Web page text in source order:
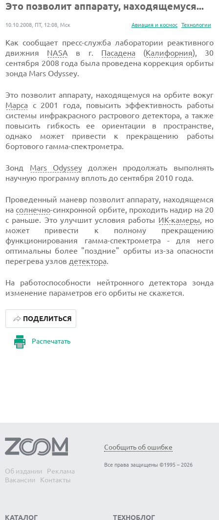
Это позволит аппарату, находящемуся...
Авиация и космос Технологии
10.10.2008, ПТ, 12:08, Мск
Как cообщает пресс-служба лаборатории реактивного
движния NASA в г. Пасадена(Калифорния), 30
сентября 2008 года была проведена коррекция орбиты
зонда Mars Odyssey.
Это позволит аппарату, находящемуся на орбите вокуг
Марса с 2001 года, повысить эффективность работы
системы инфракрасного растрового детектора, а также
повысить гибкость ее ориентации в пространстве,
однако может привести к прекращению работы
бортового гамма-спектрометра.
Зонд Mars Odysseyдолжен продолжать выполнять
научную программу вплоть до сентября 2010 года.
Проведенный маневр позволит аппарату, находящемся
на солнечно-синхронной орбите, проходить надир на 20
с раньше. Это улучшит условия работы ИК-камеры, но
может привести к полному прекращению
функционирования гамма-спектрометра - для него
оптимальны более "поздние" орбиты из-за опасности
перегрева узлов детектора.
На работоспособности нейтронного детектора зонда
изменение параметров его орбиты не скажется.
Распечатать
ПОДЕЛИТЬСЯ
Об издании
Реклама
Вакансии
Контакты
Сообщить об ошибке
Все права защищены ©1995 – 2026
КАТАЛОГ ТЕХНОБЛОГ